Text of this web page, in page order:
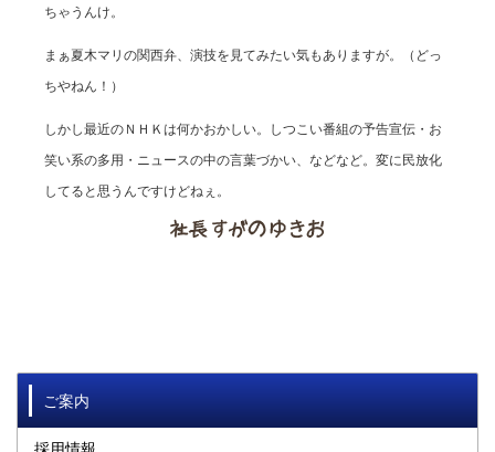
ちゃうんけ。
まぁ夏木マリの関西弁、演技を見てみたい気もありますが。（どっ
ちやねん！）
しかし最近のＮＨＫは何かおかしい。しつこい番組の予告宣伝・お
笑い系の多用・ニュースの中の言葉づかい、などなど。変に民放化
してると思うんですけどねぇ。
ご案内